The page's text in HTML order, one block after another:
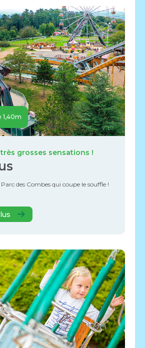
1,40m
grosses sensations !
des Combes qui coupe le souffle !